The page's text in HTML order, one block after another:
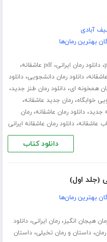
آبادی
بهترین رمان‌ها
،دانلود رمان ایرانی،pdf عاشقانه ،
،دانلود رمان دانشجویی،دانلود
همخونه ای،دانلود رمان طنز جدید،
خوابگاه،رمان جدید عاشقانه،
جدید،دانلود رمان عاشقانه،رمان
عاشقانه،دانلود رمان عاشقانه ایرانی
دانلود کتاب
(جلد اول)
بهترین رمان‌ها
هیجان انگیز،رمان ایرانی،دانلود
،داستان و رمان تخیلی،داستان